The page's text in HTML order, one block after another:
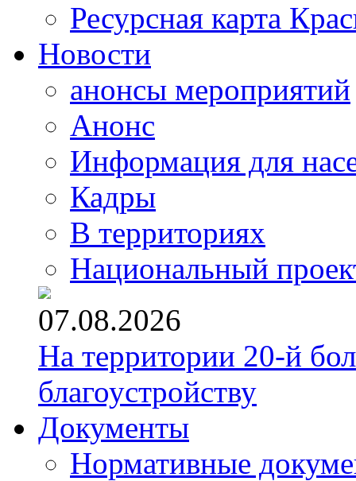
Ресурсная карта
Новости
анонсы мероприятий
Анонс
Информация для
Кадры
В территориях
Национальный
07.08.2026
На территории 20-й
благоустройству
Документы
Нормативные